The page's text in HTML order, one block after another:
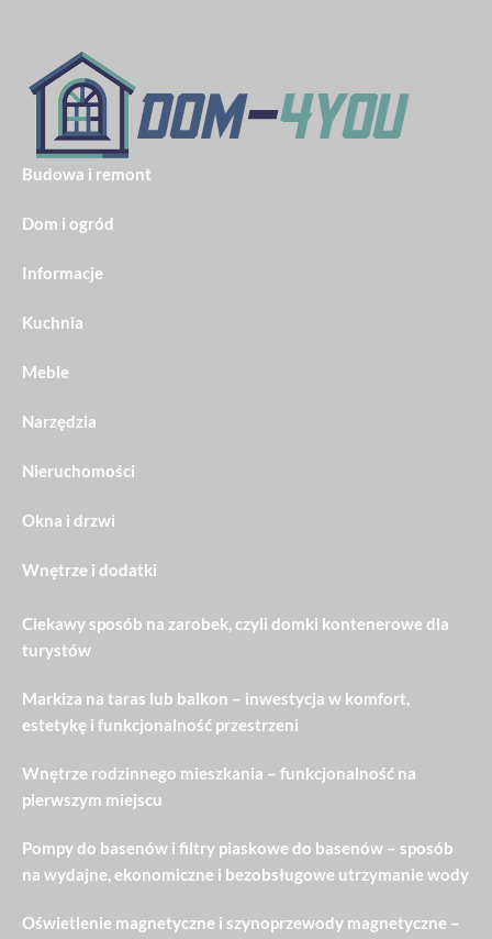
Budowa i remont
Dom i ogród
Informacje
Kuchnia
Meble
Narzędzia
Nieruchomości
Okna i drzwi
Wnętrze i dodatki
Ciekawy sposób na zarobek, czyli domki kontenerowe dla
turystów
Markiza na taras lub balkon – inwestycja w komfort,
estetykę i funkcjonalność przestrzeni
Wnętrze rodzinnego mieszkania – funkcjonalność na
pierwszym miejscu
Pompy do basenów i filtry piaskowe do basenów – sposób
na wydajne, ekonomiczne i bezobsługowe utrzymanie wody
Oświetlenie magnetyczne i szynoprzewody magnetyczne –